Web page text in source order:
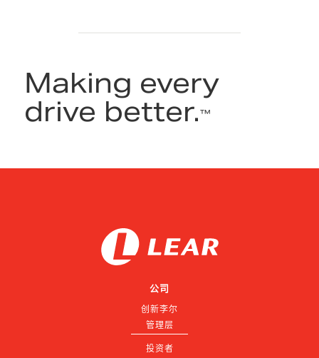
Making every
drive better.™
公司
创新李尔
管理层
投资者